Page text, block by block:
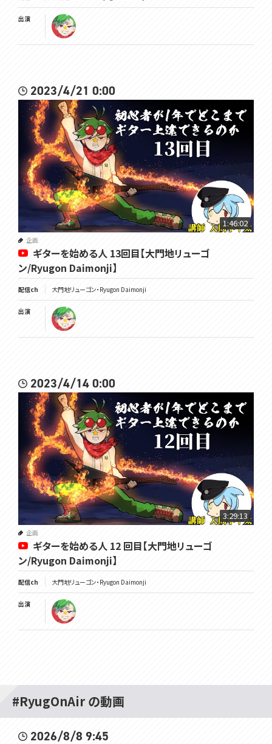
出演
2023/4/21 0:00
1:46:02
企画
ギターを始める人 13回目【大門地リューゴ
ン/Ryugon Daimonji】
配信ch 大門地リューゴン・Ryugon Daimonji
出演
2023/4/14 0:00
3:29:13
企画
ギターを始める人 12 回目【大門地リューゴ
ン/Ryugon Daimonji】
配信ch 大門地リューゴン・Ryugon Daimonji
出演
#RyugOnAir の動画
2026/8/8 9:45